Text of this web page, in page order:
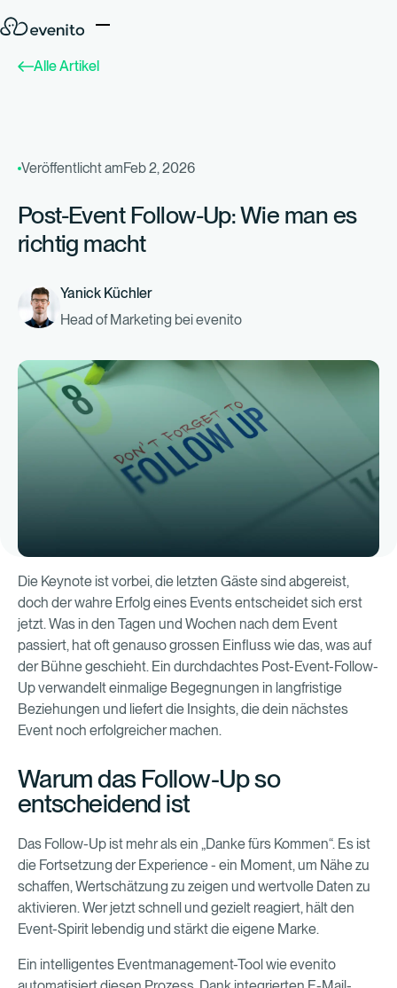
Alle Artikel
Veröffentlicht amFeb 2, 2026
Post-Event Follow-Up: Wie man es
richtig macht
Yanick Küchler
Head of Marketing bei evenito
Die Keynote ist vorbei, die letzten Gäste sind abgereist,
doch der wahre Erfolg eines Events entscheidet sich erst
jetzt. Was in den Tagen und Wochen nach dem Event
passiert, hat oft genauso grossen Einfluss wie das, was auf
der Bühne geschieht. Ein durchdachtes Post-Event-Follow-
Up verwandelt einmalige Begegnungen in langfristige
Beziehungen und liefert die Insights, die dein nächstes
Event noch erfolgreicher machen.
Warum das Follow-Up so
entscheidend ist
Das Follow-Up ist mehr als ein „Danke fürs Kommen“. Es ist
die Fortsetzung der Experience - ein Moment, um Nähe zu
schaffen, Wertschätzung zu zeigen und wertvolle Daten zu
aktivieren. Wer jetzt schnell und gezielt reagiert, hält den
Event-Spirit lebendig und stärkt die eigene Marke.
Ein intelligentes Eventmanagement-Tool wie evenito